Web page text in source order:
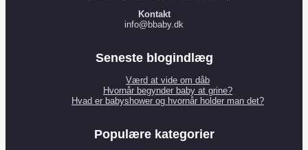
Kontakt
info@bbaby.dk
Seneste blogindlæg
Værd at vide om dåb
Hvornår begynder baby at grine?
Hvad er babyshower og hvornår holder man det?
Populære kategorier